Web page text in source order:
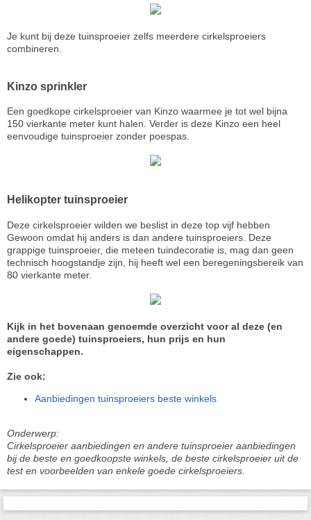
Je kunt bij deze tuinsproeier zelfs meerdere cirkelsproeiers
combineren.
Kinzo sprinkler
Een goedkope cirkelsproeier van Kinzo waarmee je tot wel bijna
150 vierkante meter kunt halen. Verder is deze Kinzo een heel
eenvoudige tuinsproeier zonder poespas.
Helikopter tuinsproeier
Deze cirkelsproeier wilden we beslist in deze top vijf hebben
Gewoon omdat hij anders is dan andere tuinsproeiers. Deze
grappige tuinsproeier, die meteen tuindecoratie is, mag dan geen
technisch hoogstandje zijn, hij heeft wel een beregeningsbereik van
80 vierkante meter.
Kijk in het bovenaan genoemde overzicht voor al deze (en
andere goede) tuinsproeiers, hun prijs en hun
eigenschappen.
Zie ook:
Aanbiedingen tuinsproeiers beste winkels
Onderwerp:
Cirkelsproeier aanbiedingen en andere tuinsproeier aanbiedingen
bij de beste en goedkoopste winkels, de beste cirkelsproeier uit de
test en voorbeelden van enkele goede cirkelsproeiers.